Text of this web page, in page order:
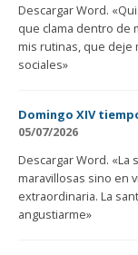
Descargar Word.
que clama dentro de
mis rutinas, que deje
sociales»
Domingo XIV
05/07/2026
Descargar Word.
maravillosas sino en
extraordinaria. La
angustiarme»